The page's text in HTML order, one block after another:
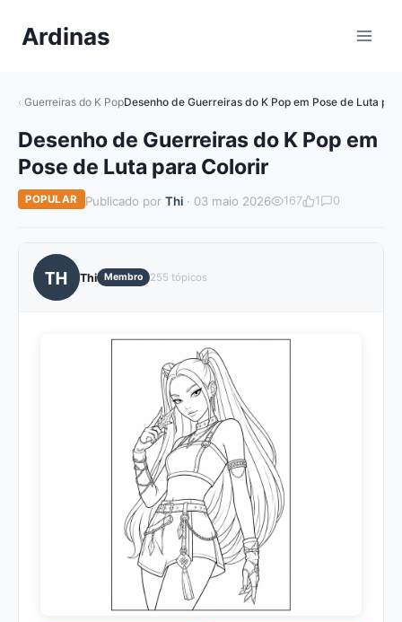
paraArdinas
Guerreiras do K PopDesenho de Guerreiras do K Pop em Pose de Luta
Desenho de Guerreiras do K Pop em
Pose de Luta para Colorir
POPULAR Publicado por Thi· 03 maio 2026 167 1 0
TH Thi Membro 255 tópicos